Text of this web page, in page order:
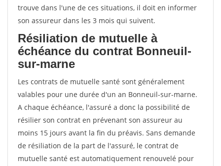
trouve dans l'une de ces situations, il doit en informer
son assureur dans les 3 mois qui suivent.
Résiliation de mutuelle à
échéance du contrat Bonneuil-
sur-marne
Les contrats de mutuelle santé sont généralement
valables pour une durée d'un an Bonneuil-sur-marne.
A chaque échéance, l'assuré a donc la possibilité de
résilier son contrat en prévenant son assureur au
moins 15 jours avant la fin du préavis. Sans demande
de résiliation de la part de l'assuré, le contrat de
mutuelle santé est automatiquement renouvelé pour